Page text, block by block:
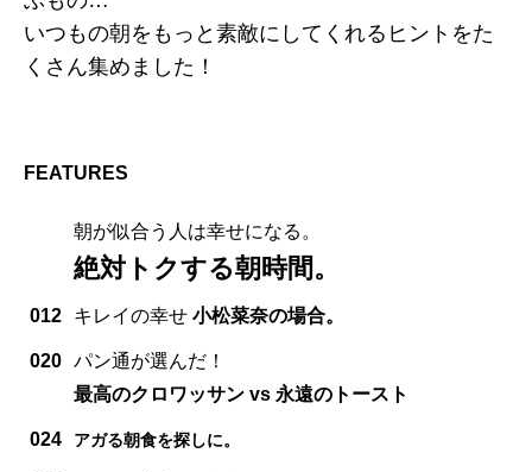
いつもの朝をもっと素敵にしてくれるヒントをた
くさん集めました！
FEATURES
朝が似合う人は幸せになる。
絶対トクする朝時間。
012 キレイの幸せ 小松菜奈の場合。
020 パン通が選んだ！
最高のクロワッサン vs 永遠のトースト
024 アガる朝食を探しに。